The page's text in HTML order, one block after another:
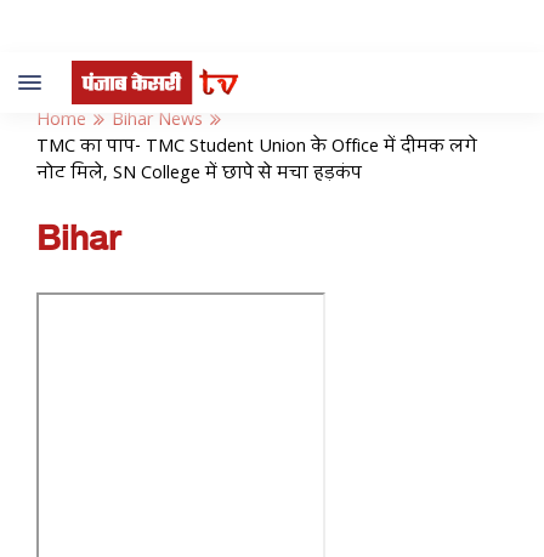
Toggle
navigation
Home
Bihar News
TMC का पाप- TMC Student Union के Office में दीमक लगे
नोट मिले, SN College में छापे से मचा हड़कंप
Bihar